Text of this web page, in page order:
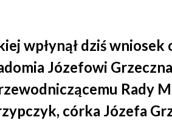
wpłynął dziś
Józefowi
Rady
córka Józefa